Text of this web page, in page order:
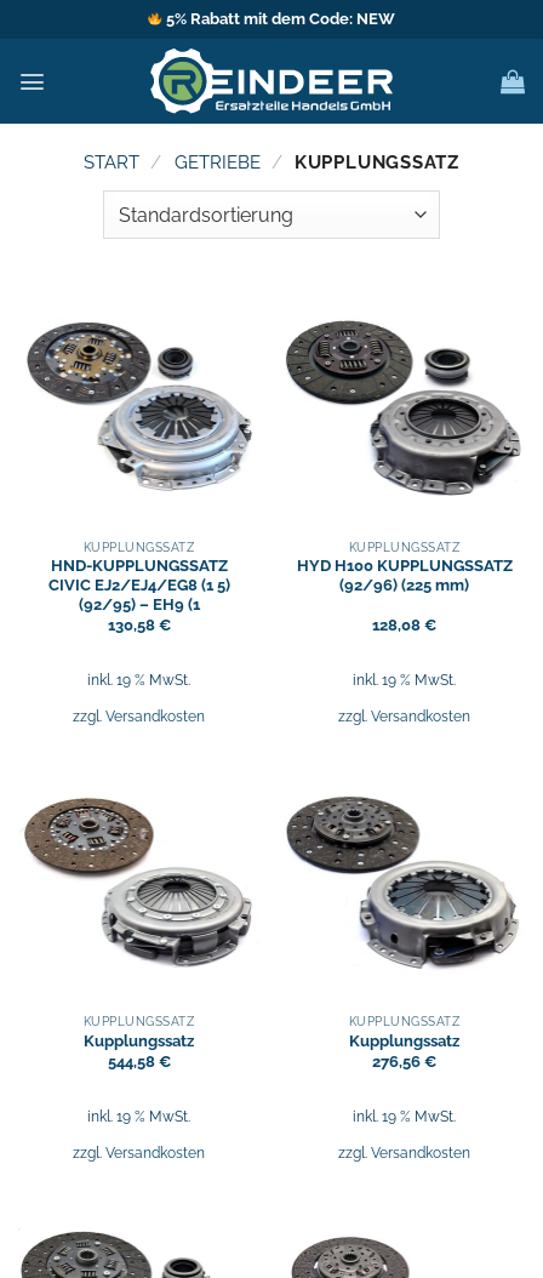
springen
5% Rabatt mit dem Code: NEW
START / GETRIEBE / KUPPLUNGSSATZ
KUPPLUNGSSATZ
HND-KUPPLUNGSSATZ
CIVIC EJ2/EJ4/EG8 (1 5)
(92/95) – EH9 (1
130,58 €
inkl. 19 % MwSt.
zzgl. Versandkosten
KUPPLUNGSSATZ
HYD H100 KUPPLUNGSSATZ
(92/96) (225 mm)
128,08 €
inkl. 19 % MwSt.
zzgl. Versandkosten
KUPPLUNGSSATZ
Kupplungssatz
544,58 €
inkl. 19 % MwSt.
zzgl. Versandkosten
KUPPLUNGSSATZ
Kupplungssatz
276,56 €
inkl. 19 % MwSt.
zzgl. Versandkosten